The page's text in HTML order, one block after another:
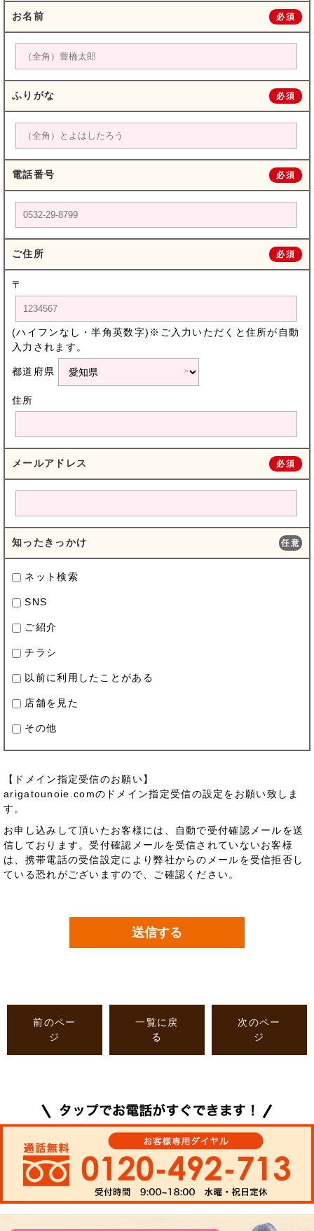
お名前 必須
ふりがな 必須
電話番号 必須
ご住所 必須
〒
(ハイフンなし・半角英数字)※ご入力いただくと住所が自動
入力されます。
都道府県
住所
メールアドレス 必須
知ったきっかけ 任意
ネット検索
SNS
ご紹介
チラシ
以前に利用したことがある
店舗を見た
その他
【ドメイン指定受信のお願い】
arigatounoie.comのドメイン指定受信の設定をお願い致しま
す。
お申し込みして頂いたお客様には、自動で受付確認メールを送
信しております。受付確認メールを受信されていないお客様
は、携帯電話の受信設定により弊社からのメールを受信拒否し
ている恐れがございますので、ご確認ください。
前のペー
ジ
一覧に戻
る
次のペー
ジ